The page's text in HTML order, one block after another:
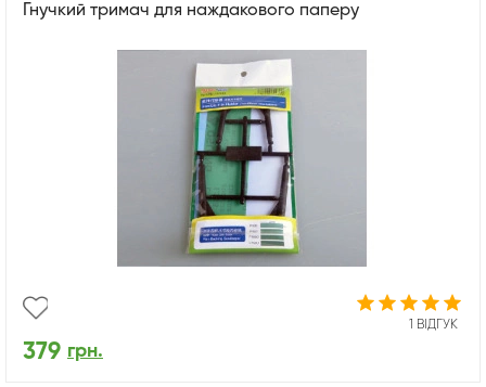
Гнучкий тримач для наждакового паперу
1 ВІДГУК
379 грн.